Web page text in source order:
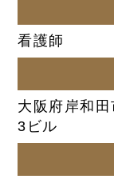
看護師
大阪府岸和
3ビル